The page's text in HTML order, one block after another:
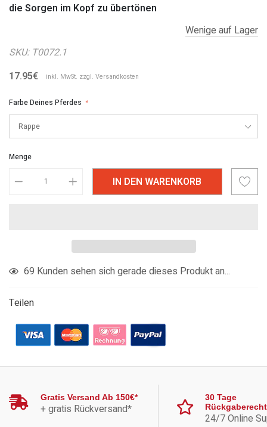
die Sorgen im Kopf zu übertönen
Wenige auf Lager
SKU: T0072.1
17.95€
inkl. MwSt. zzgl. Versandkosten
Farbe Deines Pferdes *
Menge
IN DEN WARENKORB
Produkt
den
Warenkorb
legen
69 Kunden sehen sich gerade dieses Produkt an...
Teilen
Gratis Versand Ab 150€*
+ gratis Rückversand*
30 Tage
Rückgaberecht
24/7 Online